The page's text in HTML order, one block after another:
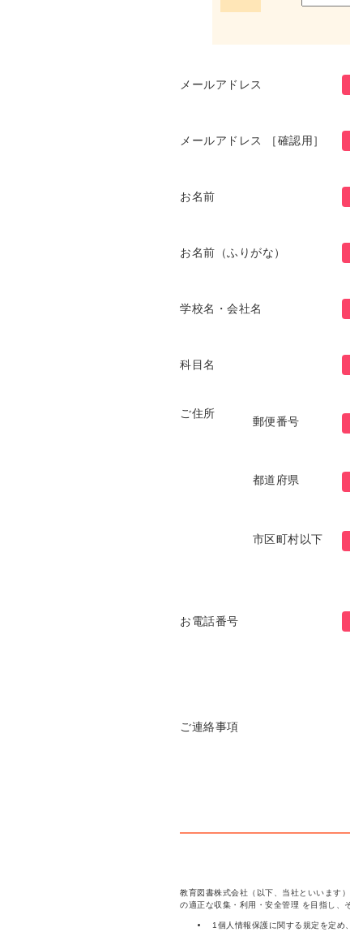
メールアドレス
メールアドレス ［確認用］
お名前
お名前（ふりがな）
学校名・会社名
科目名
ご住所
郵便番号
都道府県
市区町村以下
お電話番号
ご連絡事項
教育図書株式会社（以下、当社といいます
の適正な収集・利用・安全管理 を目指し、
1個人情報保護に関する規定を定め